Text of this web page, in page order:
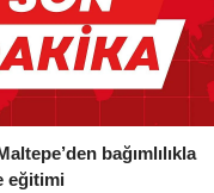
bağımlılıkla
eğitimi